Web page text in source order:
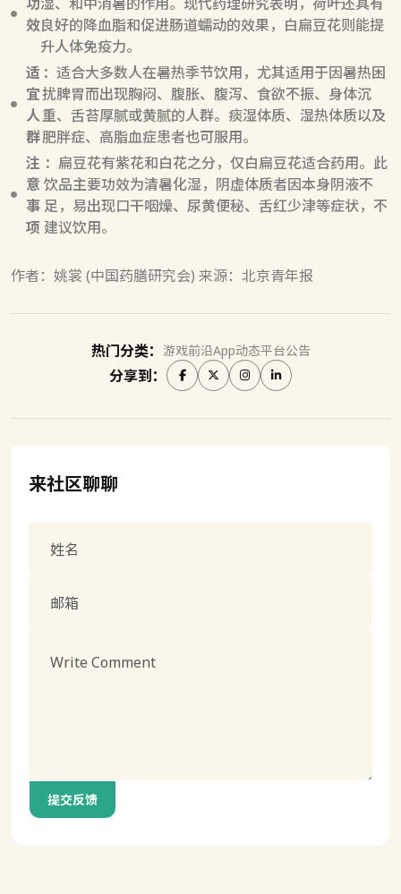
效良好的降血脂和促进肠道蠕动的效果，白扁豆花则能提
升人体免疫力。
适
宜
人
群
：适合大多数人在暑热季节饮用，尤其适用于因暑热困
扰脾胃而出现胸闷、腹胀、腹泻、食欲不振、身体沉
重、舌苔厚腻或黄腻的人群。痰湿体质、湿热体质以及
肥胖症、高脂血症患者也可服用。
注
意
事
项
：扁豆花有紫花和白花之分，仅白扁豆花适合药用。此
饮品主要功效为清暑化湿，阴虚体质者因本身阴液不
足，易出现口干咽燥、尿黄便秘、舌红少津等症状，不
建议饮用。
作者：姚裳 (中国药膳研究会) 来源：北京青年报
热门分类： 游戏前沿App动态平台公告
分享到：
来社区聊聊
提交反馈